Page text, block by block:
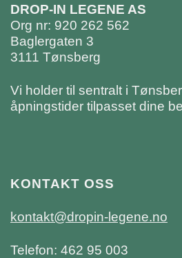
DROP-IN LEGENE AS
Org nr: 920 262 562
Baglergaten 3
3111 Tønsberg
Vi holder til sentralt i
åpningstider tilpasset dine
KONTAKT OSS
kontakt@dropin-legene.no
Telefon: 462 95 003